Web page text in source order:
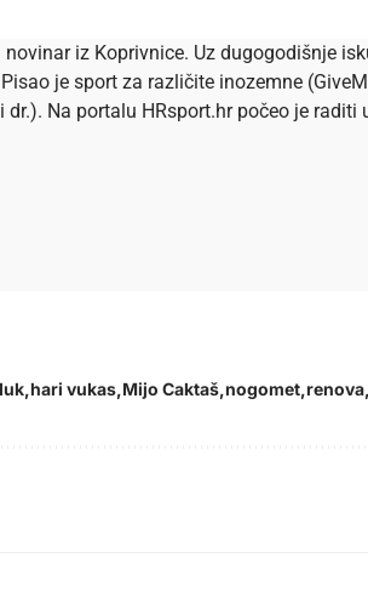
iz Koprivnice. Uz dugogodišnje
je sport za različite inozemne
dr.). Na portalu HRsport.hr počeo je
hari vukas Mijo Caktaš nogomet renova